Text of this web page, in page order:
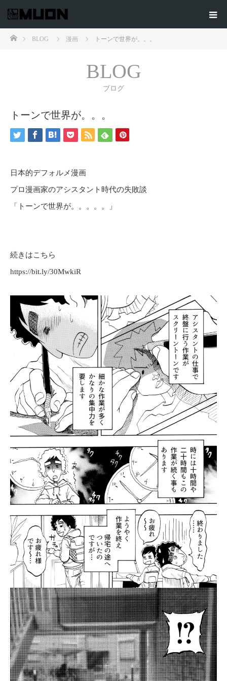
ホームBLOG 漫画 トーンで世界が。。。
BLOG
ブログ
トーンで世界が。。。
日本的デフォルメ漫画
プロ漫画家のアシスタント時代の失敗談
「トーンで世界が。。。。。」
続きはこちら
https://bit.ly/30MwkiR